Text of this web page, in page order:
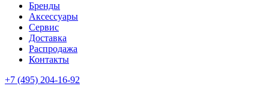
Бренды
Аксессуары
Сервис
Доставка
Распродажа
Контакты
+7 (495) 204-16-92